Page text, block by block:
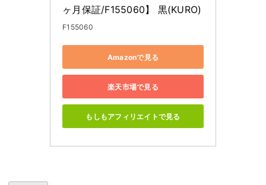
ヶ月保証/F155060】 黒(KURO)
F155060
Amazonで見る
楽天市場で見る
もしもアフィリエイトで見る